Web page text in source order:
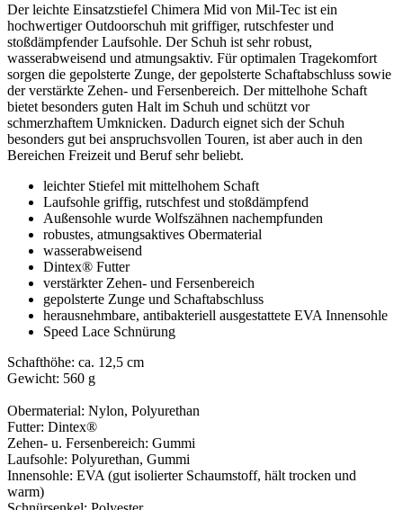
Der leichte Einsatzstiefel Chimera Mid von Mil-Tec ist ein
hochwertiger Outdoorschuh mit griffiger, rutschfester und
stoßdämpfender Laufsohle. Der Schuh ist sehr robust,
wasserabweisend und atmungsaktiv. Für optimalen Tragekomfort
sorgen die gepolsterte Zunge, der gepolsterte Schaftabschluss sowie
der verstärkte Zehen- und Fersenbereich. Der mittelhohe Schaft
bietet besonders guten Halt im Schuh und schützt vor
schmerzhaftem Umknicken. Dadurch eignet sich der Schuh
besonders gut bei anspruchsvollen Touren, ist aber auch in den
Bereichen Freizeit und Beruf sehr beliebt.
leichter Stiefel mit mittelhohem Schaft
Laufsohle griffig, rutschfest und stoßdämpfend
Außensohle wurde Wolfszähnen nachempfunden
robustes, atmungsaktives Obermaterial
wasserabweisend
Dintex® Futter
verstärkter Zehen- und Fersenbereich
gepolsterte Zunge und Schaftabschluss
herausnehmbare, antibakteriell ausgestattete EVA Innensohle
Speed Lace Schnürung
Schafthöhe: ca. 12,5 cm
Gewicht: 560 g
Obermaterial: Nylon, Polyurethan
Futter: Dintex®
Zehen- u. Fersenbereich: Gummi
Laufsohle: Polyurethan, Gummi
Innensohle: EVA (gut isolierter Schaumstoff, hält trocken und
warm)